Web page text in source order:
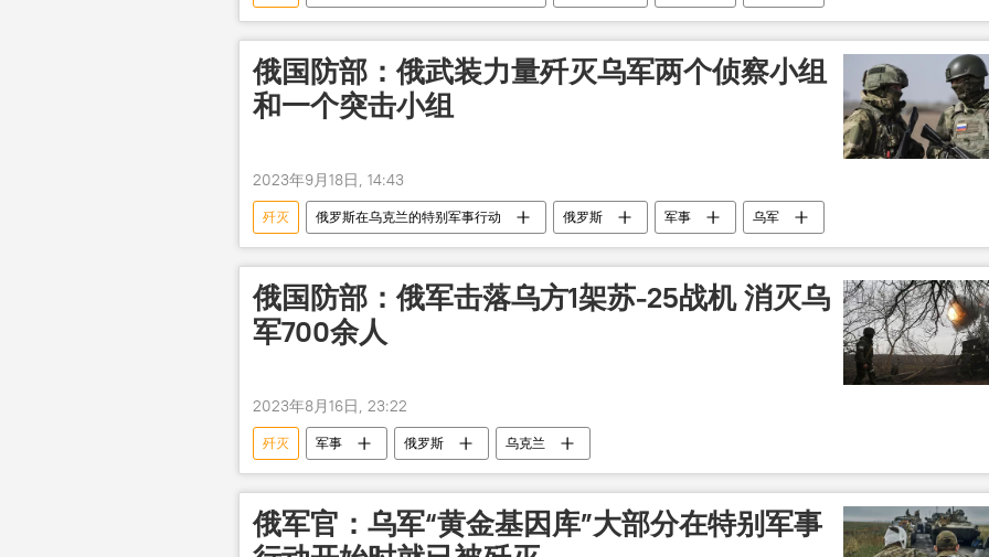
俄国防部：俄武装力量歼灭乌军两个侦察小组
和一个突击小组
2023年9月18日, 14:43
歼灭 俄罗斯在乌克兰的特别军事行动 俄罗斯 军事 乌军
俄国防部：俄军击落乌方1架苏-25战机 消灭乌
军700余人
2023年8月16日, 23:22
歼灭 军事 俄罗斯 乌克兰
俄军官：乌军“黄金基因库”大部分在特别军事